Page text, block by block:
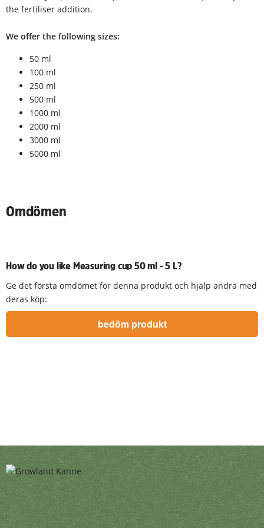
the fertiliser addition.
We offer the following sizes:
50 ml
100 ml
250 ml
500 ml
1000 ml
2000 ml
3000 ml
5000 ml
Omdömen
How do you like Measuring cup 50 ml - 5 L?
Ge det första omdömet för denna produkt och hjälp andra med
deras köp: